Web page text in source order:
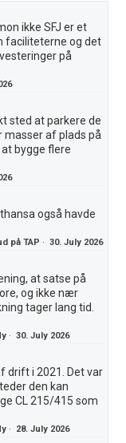
ikke SFJ er et
faciliteterne og det
på
sted at parkere de
masser af plads på
bygge flere
også havde
på TAP ·30. July 2026
at satse på
og ikke nær
tager lang tid.
·30. July 2026
drift i 2021. Det var
den kan
CL 215/415 som
· 28. July 2026